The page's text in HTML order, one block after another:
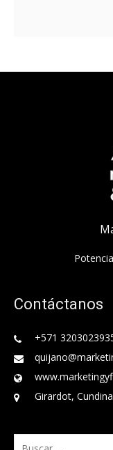
Contáctanos
+571
Girardot,
Buscar: